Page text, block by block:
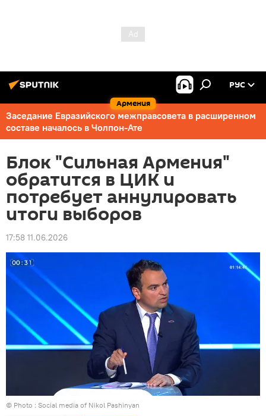
Армения
РУС
Заседание Евразийского межправсовета в расширенном
составе началось в Чолпон-Ате
Блок "Сильная Армения"
обратится в ЦИК и
потребует аннулировать
итоги выборов
17:58 11.06.2026
© Photo : Social media of Nikol Pashinyan